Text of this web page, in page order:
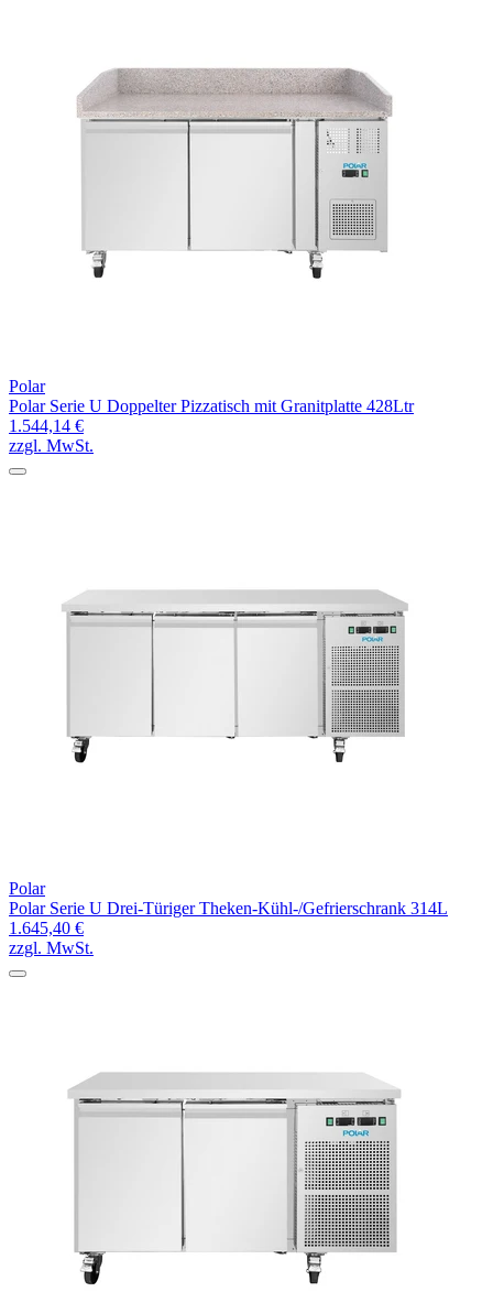
Polar
Polar Serie U Doppelter Pizzatisch mit Granitplatte 428Ltr
1.544,14 €
zzgl. MwSt.
Polar
Polar Serie U Drei-Türiger Theken-Kühl-/Gefrierschrank 314L
1.645,40 €
zzgl. MwSt.